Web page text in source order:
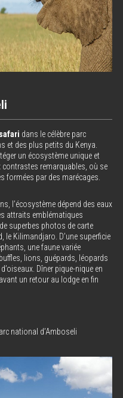
dans le célèbre parc
et des plus petits du Kenya.
un écosystème unique et
remarquables, où se
formées par des marécages.
l’écosystème dépend des eaux
attraits emblématiques
superbes photos de carte
le Kilimandjaro. D’une superficie
une faune variée
lions, guépards, léopards
Dîner pique-nique en
un retour au lodge en fin
national d’Amboseli